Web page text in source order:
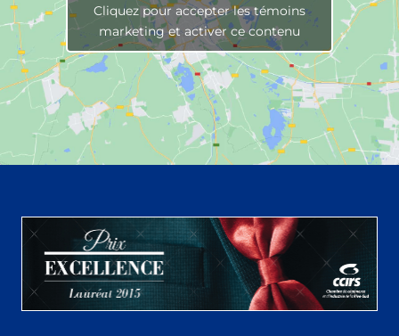
Cliquez pour accepter les témoins
marketing et activer ce contenu